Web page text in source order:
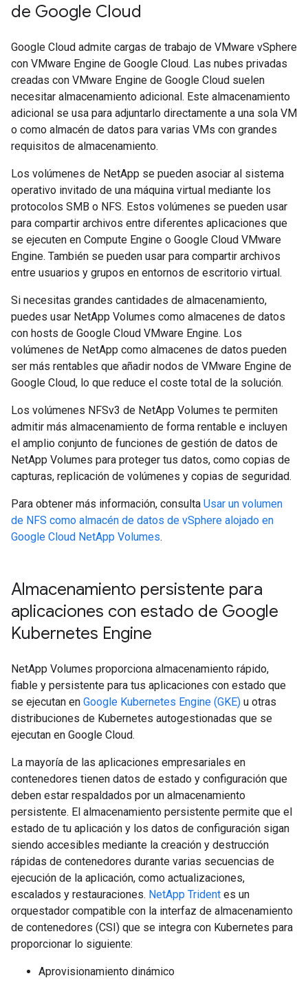
de Google Cloud
Google Cloud admite cargas de trabajo de VMware vSphere
con VMware Engine de Google Cloud. Las nubes privadas
creadas con VMware Engine de Google Cloud suelen
necesitar almacenamiento adicional. Este almacenamiento
adicional se usa para adjuntarlo directamente a una sola VM
o como almacén de datos para varias VMs con grandes
requisitos de almacenamiento.
Los volúmenes de NetApp se pueden asociar al sistema
operativo invitado de una máquina virtual mediante los
protocolos SMB o NFS. Estos volúmenes se pueden usar
para compartir archivos entre diferentes aplicaciones que
se ejecuten en Compute Engine o Google Cloud VMware
Engine. También se pueden usar para compartir archivos
entre usuarios y grupos en entornos de escritorio virtual.
Si necesitas grandes cantidades de almacenamiento,
puedes usar NetApp Volumes como almacenes de datos
con hosts de Google Cloud VMware Engine. Los
volúmenes de NetApp como almacenes de datos pueden
ser más rentables que añadir nodos de VMware Engine de
Google Cloud, lo que reduce el coste total de la solución.
Los volúmenes NFSv3 de NetApp Volumes te permiten
admitir más almacenamiento de forma rentable e incluyen
el amplio conjunto de funciones de gestión de datos de
NetApp Volumes para proteger tus datos, como copias de
capturas, replicación de volúmenes y copias de seguridad.
Para obtener más información, consulta Usar un volumen
de NFS como almacén de datos de vSphere alojado en
Google Cloud NetApp Volumes.
Almacenamiento persistente para
aplicaciones con estado de Google
Kubernetes Engine
NetApp Volumes proporciona almacenamiento rápido,
fiable y persistente para tus aplicaciones con estado que
se ejecutan en Google Kubernetes Engine (GKE) u otras
distribuciones de Kubernetes autogestionadas que se
ejecutan en Google Cloud.
La mayoría de las aplicaciones empresariales en
contenedores tienen datos de estado y configuración que
deben estar respaldados por un almacenamiento
persistente. El almacenamiento persistente permite que el
estado de tu aplicación y los datos de configuración sigan
siendo accesibles mediante la creación y destrucción
rápidas de contenedores durante varias secuencias de
ejecución de la aplicación, como actualizaciones,
escalados y restauraciones. NetApp Trident es un
orquestador compatible con la interfaz de almacenamiento
de contenedores (CSI) que se integra con Kubernetes para
proporcionar lo siguiente:
Aprovisionamiento dinámico